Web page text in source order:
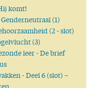
komt!
(1)
(2 - slot)
(3)
leer - De brief
- Deel 6 (slot) –